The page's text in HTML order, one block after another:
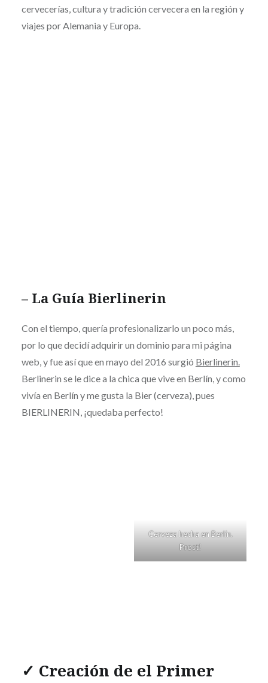
cervecerías, cultura y tradición cervecera en la región y
viajes por Alemania y Europa.
– La Guía Bierlinerin
Con el tiempo, quería profesionalizarlo un poco más,
por lo que decidí adquirir un dominio para mi página
web, y fue así que en mayo del 2016 surgió Bierlinerin.
Berlinerin se le dice a la chica que vive en Berlín, y como
vivía en Berlín y me gusta la Bier (cerveza), pues
BIERLINERIN, ¡quedaba perfecto!
Cerveza hecha en Berlín.
Prost!
✓ Creación de el Primer